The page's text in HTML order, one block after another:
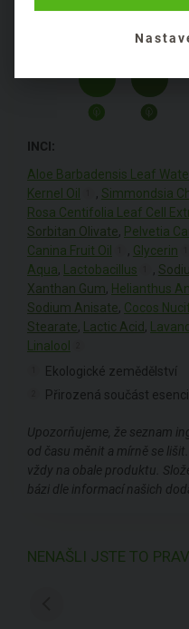
INCI:
Aloe Barbadensis Leaf
Kernel Oil
, Simmondsia
Rosa Centifolia Leaf Cell
Sorbitan Olivate, Pelvetia
Canina Fruit Oil
, Glycerin
Aqua, Lactobacillus ,
Xanthan Gum, Helianthus
Sodium Anisate, Cocos
Stearate, Lactic Acid,
Linalool
Ekologické zemědělství
Přirozená součást
Upozorňujeme, že seznam
od času měnit a mírně se
vždy na obale produktu.
bázi dle informací našich
NENAŠLI JSTE TO